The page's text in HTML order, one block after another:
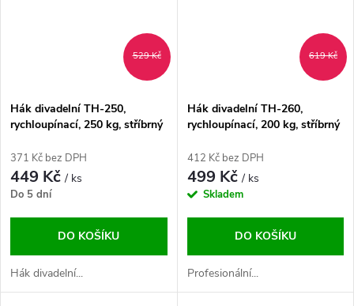
529 Kč
Hák divadelní TH-250,
rychloupínací, 250 kg, stříbrný
371 Kč bez DPH
449 Kč/ ks
Do 5 dní
DO KOŠÍKU
Hák divadelní...
619 Kč
Hák divadelní TH-260,
rychloupínací, 200 kg, stříbrný
412 Kč bez DPH
499 Kč/ ks
Skladem
DO KOŠÍKU
Profesionální...